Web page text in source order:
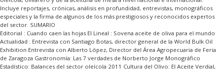
Incluye reportajes, crónicas, análisis en profundidad, entrevistas, monográficos
especiales y la firma de algunos de los más prestigiosos y reconocidos expertos
del sector. SUMARIO
Editorial : Cuando caen las hojas El Lineal : Sovena aceite de oliva para el mundo
Actualidad : Entrevista con Santiago Botas, director general de la World Bulk Oil
Exhibition Entrevista con Alberto López, Director del Área Agropecuaria de Feria
de Zaragoza Gastronomía: Las 7 verdades de Norberto Jorge Monográfico
Estadístico: Balances del sector oleícola 2011 Cultura del Olivo: El Aceite Verdial,